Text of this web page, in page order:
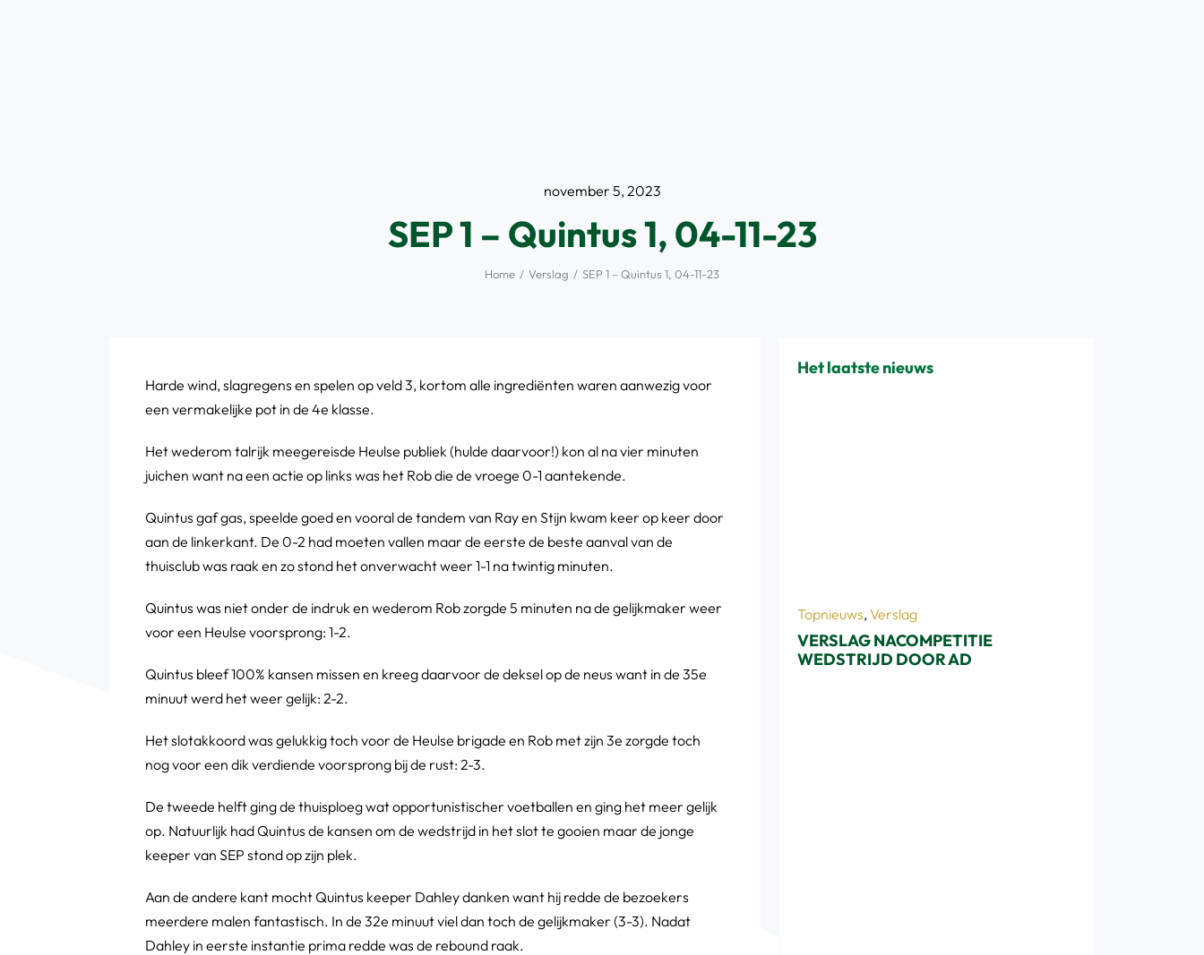
november 5, 2023
SEP 1 – Quintus 1, 04-11-23
Home Verslag SEP 1 – Quintus 1, 04-11-23
Harde wind, slagregens en spelen op veld 3, kortom alle ingrediënten waren aanwezig voor
een vermakelijke pot in de 4e klasse.
Het wederom talrijk meegereisde Heulse publiek (hulde daarvoor!) kon al na vier minuten
juichen want na een actie op links was het Rob die de vroege 0-1 aantekende.
Quintus gaf gas, speelde goed en vooral de tandem van Ray en Stijn kwam keer op keer door
aan de linkerkant. De 0-2 had moeten vallen maar de eerste de beste aanval van de
thuisclub was raak en zo stond het onverwacht weer 1-1 na twintig minuten.
Quintus was niet onder de indruk en wederom Rob zorgde 5 minuten na de gelijkmaker weer
voor een Heulse voorsprong: 1-2.
Quintus bleef 100% kansen missen en kreeg daarvoor de deksel op de neus want in de 35e
minuut werd het weer gelijk: 2-2.
Het slotakkoord was gelukkig toch voor de Heulse brigade en Rob met zijn 3e zorgde toch
nog voor een dik verdiende voorsprong bij de rust: 2-3.
De tweede helft ging de thuisploeg wat opportunistischer voetballen en ging het meer gelijk
op. Natuurlijk had Quintus de kansen om de wedstrijd in het slot te gooien maar de jonge
keeper van SEP stond op zijn plek.
Aan de andere kant mocht Quintus keeper Dahley danken want hij redde de bezoekers
meerdere malen fantastisch. In de 32e minuut viel dan toch de gelijkmaker (3-3). Nadat
Dahley in eerste instantie prima redde was de rebound raak.
Het laatste nieuws
Topnieuws,Verslag
VERSLAG NACOMPETITIE
WEDSTRIJD DOOR AD